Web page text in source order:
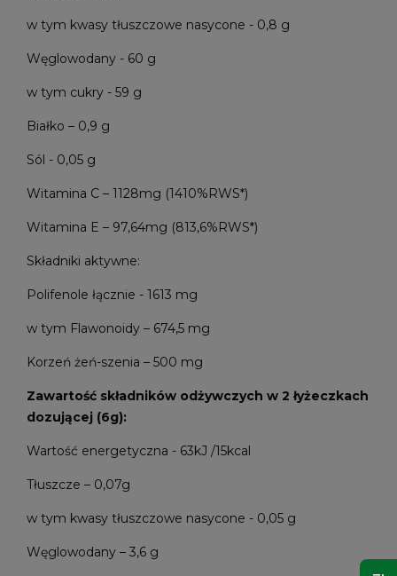
w tym kwasy tłuszczowe nasycone - 0,8 g
Węglowodany - 60 g
w tym cukry - 59 g
Białko – 0,9 g
Sól - 0,05 g
Witamina C – 1128mg (1410%RWS*)
Witamina E – 97,64mg (813,6%RWS*)
Składniki aktywne:
Polifenole łącznie - 1613 mg
w tym Flawonoidy – 674,5 mg
Korzeń żeń-szenia – 500 mg
Zawartość składników odżywczych w 2 łyżeczkach
dozującej (6g):
Wartość energetyczna - 63kJ /15kcal
Tłuszcze – 0,07g
w tym kwasy tłuszczowe nasycone - 0,05 g
Węglowodany – 3,6 g